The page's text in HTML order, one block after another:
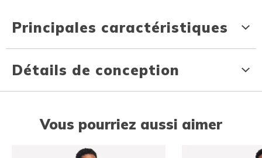
Principales caractéristiques
Détails de conception
Vous pourriez aussi aimer